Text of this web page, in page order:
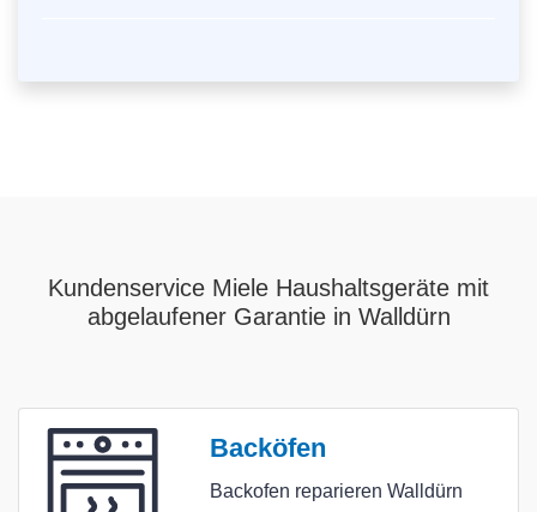
Kundenservice Miele Haushaltsgeräte mit
abgelaufener Garantie in Walldürn
Backöfen
Backofen reparieren Walldürn